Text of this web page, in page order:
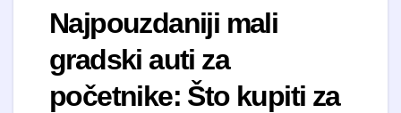
Najpouzdaniji mali
gradski auti za
početnike: Što kupiti za